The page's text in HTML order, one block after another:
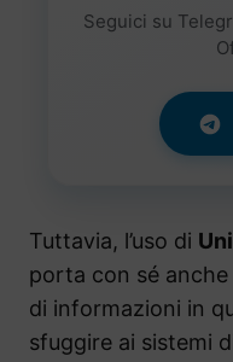
Seguici su
Tuttavia, l’uso di
porta con sé
di informazioni in
sfuggire ai sistemi